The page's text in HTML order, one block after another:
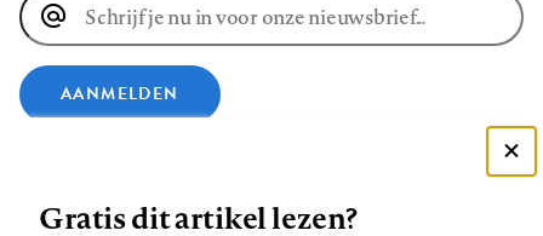
E-
mailadres
AANMELDEN
Zie onze cookie policy
Gratis dit artikel lezen?